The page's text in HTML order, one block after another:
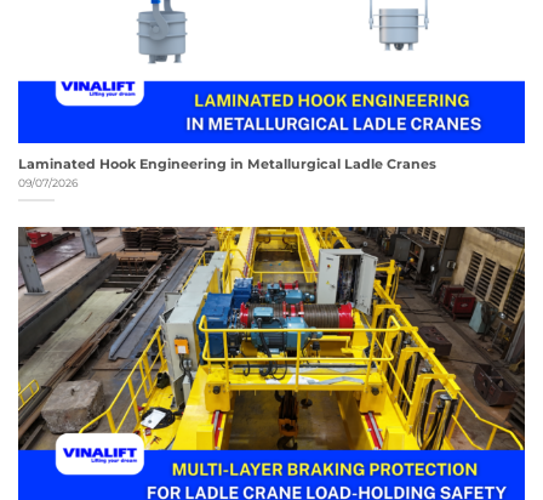
Laminated Hook Engineering in Metallurgical Ladle Cranes
09/07/2026